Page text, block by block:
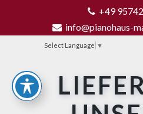
+49
info@pianohaus-
Select Language ▼